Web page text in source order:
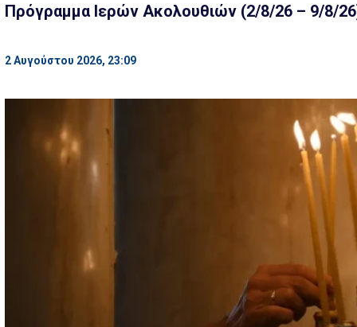
Πρόγραμμα Ιερών Ακολουθιών (2/8/26 – 9/8/
2 Αυγούστου 2026, 23:09